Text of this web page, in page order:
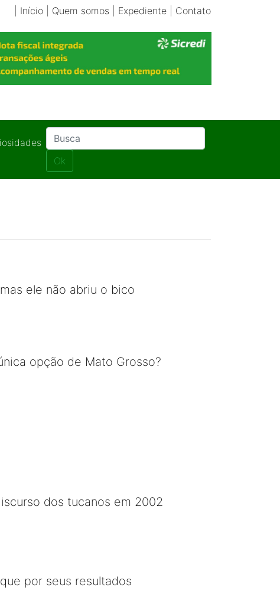
Início| Quem somos Expediente| Contato
Ok
ele não abriu o bico
opção de Mato Grosso?
dos tucanos em 2002
por seus resultados